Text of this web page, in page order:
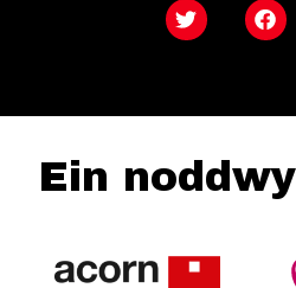
Twitter
Ein